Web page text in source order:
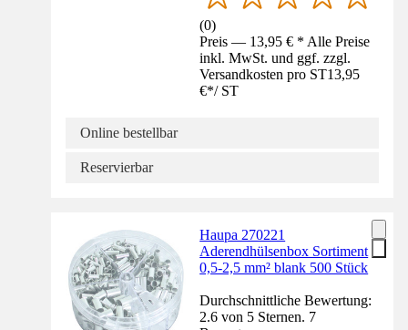
(0)
Preis — 13,95 € * Alle Preise
inkl. MwSt. und ggf. zzgl.
Versandkosten pro ST13,95
€*/ ST
Online bestellbar
Reservierbar
Haupa 270221
Aderendhülsenbox Sortiment
0,5-2,5 mm² blank 500 Stück
Durchschnittliche Bewertung:
2.6 von 5 Sternen. 7